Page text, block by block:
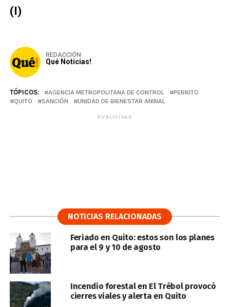
(I)
REDACCIÓN
Qué Noticias!
TÓPICOS: AGENCIA METROPOLITANA DE CONTROL
PERRITO
QUITO
SANCIÓN UNIDAD DE BIENESTAR ANINAL
PUBLICIDAD
NOTICIAS RELACIONADAS
Feriado en Quito: estos son los planes
para el 9 y 10 de agosto
Incendio forestal en El Trébol provocó
cierres viales y alerta en Quito